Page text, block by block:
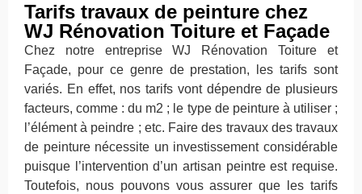
Tarifs travaux de peinture chez
WJ Rénovation Toiture et Façade
Chez notre entreprise WJ Rénovation Toiture et
Façade, pour ce genre de prestation, les tarifs sont
variés. En effet, nos tarifs vont dépendre de plusieurs
facteurs, comme : du m2 ; le type de peinture à utiliser ;
l’élément à peindre ; etc. Faire des travaux des travaux
de peinture nécessite un investissement considérable
puisque l’intervention d’un artisan peintre est requise.
Toutefois, nous pouvons vous assurer que les tarifs